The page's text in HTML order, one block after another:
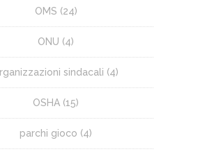
OMS (24)
ONU (4)
sindacali (4)
OSHA (15)
parchi gioco (4)